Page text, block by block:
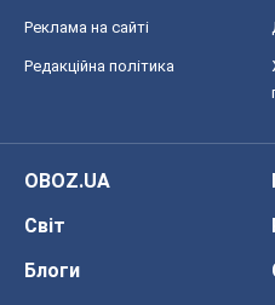
Реклама на сайті
Редакційна політика
OBOZ.UA
Світ
Блоги